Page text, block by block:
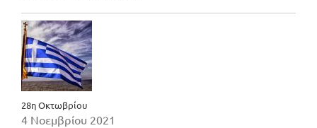
28η Οκτωβρίου
4 Νοεμβρίου 2021